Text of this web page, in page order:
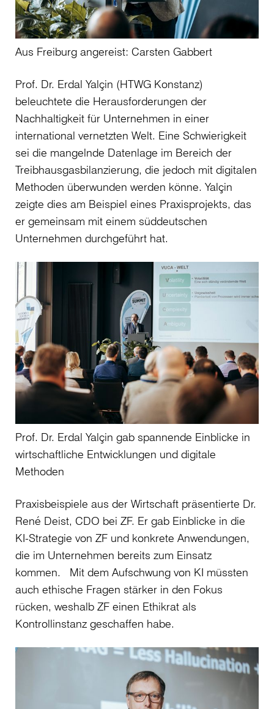
Aus Freiburg angereist: Carsten Gabbert
Prof. Dr. Erdal Yalçin (HTWG Konstanz)
beleuchtete die Herausforderungen der
Nachhaltigkeit für Unternehmen in einer
international vernetzten Welt. Eine Schwierigkeit
sei die mangelnde Datenlage im Bereich der
Treibhausgasbilanzierung, die jedoch mit digitalen
Methoden überwunden werden könne. Yalçin
zeigte dies am Beispiel eines Praxisprojekts, das
er gemeinsam mit einem süddeutschen
Unternehmen durchgeführt hat.
Prof. Dr. Erdal Yalçin gab spannende Einblicke in
wirtschaftliche Entwicklungen und digitale
Methoden
Praxisbeispiele aus der Wirtschaft präsentierte Dr.
René Deist, CDO bei ZF. Er gab Einblicke in die
KI-Strategie von ZF und konkrete Anwendungen,
die im Unternehmen bereits zum Einsatz
kommen. Mit dem Aufschwung von KI müssten
auch ethische Fragen stärker in den Fokus
rücken, weshalb ZF einen Ethikrat als
Kontrollinstanz geschaffen habe.